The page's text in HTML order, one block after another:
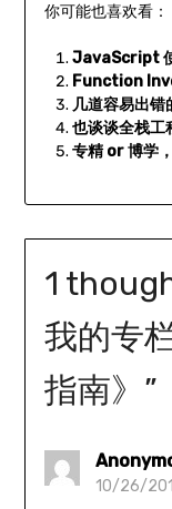
你可能也喜欢看：
JavaScript
Function
几道容易出
也谈谈全栈工
专精 or 博学
1
我的专
指南》 ”
10/26/